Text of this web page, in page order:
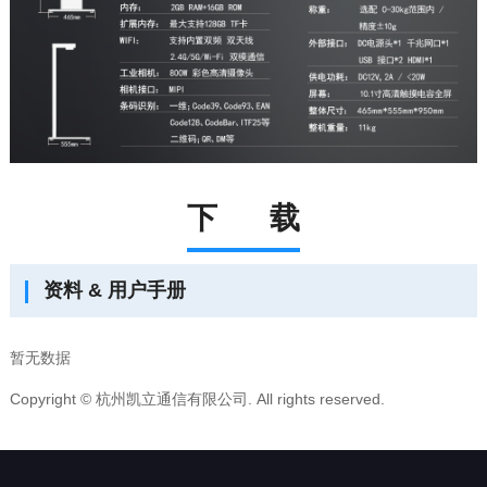
下 载
资料 & 用户手册
暂无数据
Copyright © 杭州凯立通信有限公司. All rights reserved.